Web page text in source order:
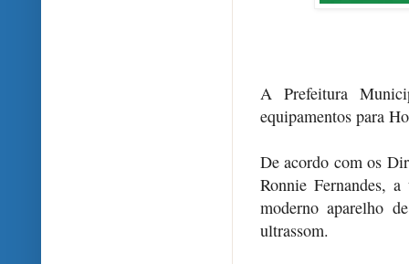
A Prefeitura
equipamentos para
De acordo com os
Ronnie Fernandes,
moderno aparelho
ultrassom.